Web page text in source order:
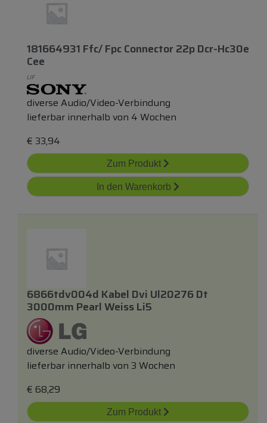
181664931 Ffc/ Fpc Connector 22p Dcr-Hc30e
Cee
LIF
diverse Audio/Video-Verbindung
lieferbar innerhalb von 4 Wochen
€ 33,94
Zum Produkt
In den Warenkorb
6866tdv004d Kabel Dvi Ul20276 Dt
3000mm Pearl Weiss Li5
diverse Audio/Video-Verbindung
lieferbar innerhalb von 3 Wochen
€ 68,29
Zum Produkt